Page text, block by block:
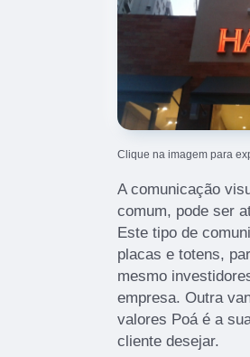
Clique na imagem para
A comunicação
comum, pode ser
Este tipo de
placas e totens,
mesmo
empresa. Outra
valores Poá é a
cliente desejar.